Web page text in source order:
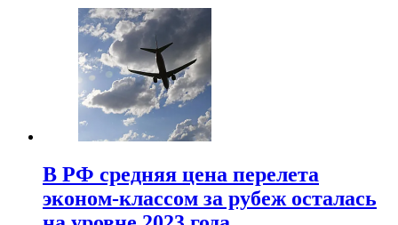
В РФ средняя цена перелета
эконом-классом за рубеж осталась